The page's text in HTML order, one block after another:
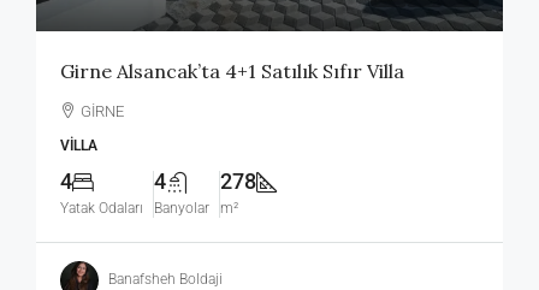
Girne Alsancak’ta 4+1 Satılık Sıfır Villa
GİRNE
VILLA
4
Yatak Odaları
4
Banyolar
278
m²
Banafsheh Boldaji